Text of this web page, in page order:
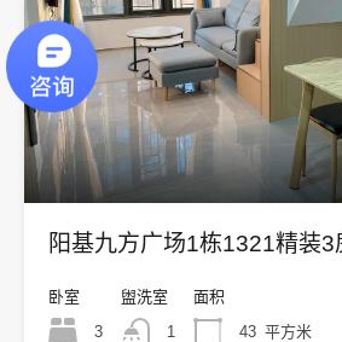
阳基九方广场1栋1321精装3
卧室
3
盥洗室
1
面积
43 平方米